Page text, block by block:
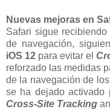
Nuevas mejoras en
Safari sigue
de navegación,
iOS 12 para evitar el
reforzado las medidas
de la navegación de
se ha dejado activado
Cross-Site Tracking